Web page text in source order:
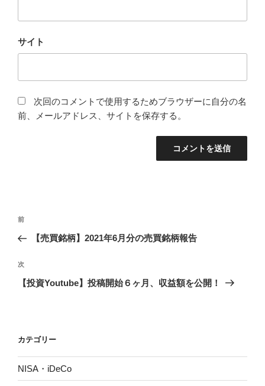
サイト
次回のコメントで使用するためブラウザーに自分の名
前、メールアドレス、サイトを保存する。
投
ナ
ビ
ゲ
ン
前
の
稿
前
【売買銘柄】2021年6月分の売買銘柄報告
次
の
次
【投資Youtube】投稿開始６ヶ月、収益額を公開！
カテゴリー
NISA・iDeCo